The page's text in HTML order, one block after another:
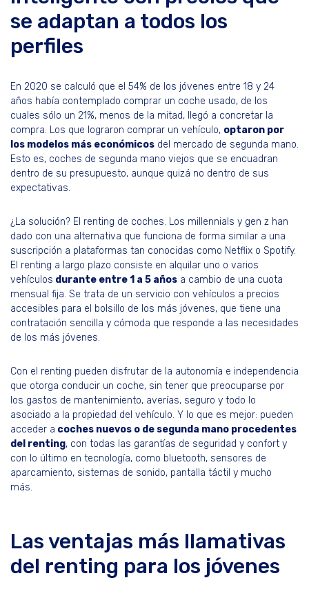
se adaptan a todos los
perfiles
En 2020 se calculó que el 54% de los jóvenes entre 18 y 24
años había contemplado comprar un coche usado, de los
cuales sólo un 21%, menos de la mitad, llegó a concretar la
compra. Los que lograron comprar un vehículo, optaron por
los modelos más económicos del mercado de segunda mano.
Esto es, coches de segunda mano viejos que se encuadran
dentro de su presupuesto, aunque quizá no dentro de sus
expectativas.
¿La solución? El renting de coches. Los millennials y gen z han
dado con una alternativa que funciona de forma similar a una
suscripción a plataformas tan conocidas como Netflix o Spotify.
El renting a largo plazo consiste en alquilar uno o varios
vehículos durante entre 1 a 5 años a cambio de una cuota
mensual fija. Se trata de un servicio con vehículos a precios
accesibles para el bolsillo de los más jóvenes, que tiene una
contratación sencilla y cómoda que responde a las necesidades
de los más jóvenes.
Con el renting pueden disfrutar de la autonomía e independencia
que otorga conducir un coche, sin tener que preocuparse por
los gastos de mantenimiento, averías, seguro y todo lo
asociado a la propiedad del vehículo. Y lo que es mejor: pueden
acceder a coches nuevos o de segunda mano procedentes
del renting, con todas las garantías de seguridad y confort y
con lo último en tecnología, como bluetooth, sensores de
aparcamiento, sistemas de sonido, pantalla táctil y mucho
más.
Las ventajas más llamativas
del renting para los jóvenes